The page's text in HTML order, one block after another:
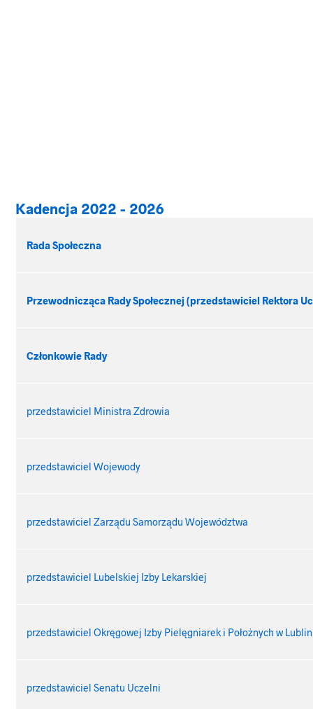
Kadencja 2022 - 2026
Rada Społeczna
Przewodnicząca Rady Społecznej (przedstawiciel Rektora
Członkowie Rady
przedstawiciel Ministra Zdrowia
przedstawiciel Wojewody
przedstawiciel Zarządu Samorządu Województwa
przedstawiciel Lubelskiej Izby Lekarskiej
przedstawiciel Okręgowej Izby Pielęgniarek i Położnych w
przedstawiciel Senatu Uczelni